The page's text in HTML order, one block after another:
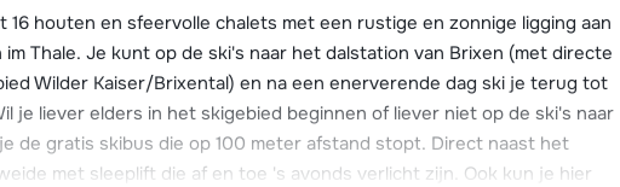
16 houten en sfeervolle chalets met een rustige en zonnige ligging aan
Thale. Je kunt op de ski's naar het dalstation van Brixen (met directe
Wilder Kaiser/Brixental) en na een enerverende dag ski je terug tot
je liever elders in het skigebied beginnen of liever niet op de ski's naar
de gratis skibus die op 100 meter afstand stopt. Direct naast het
met sleeplift die af en toe 's avonds verlicht zijn. Ook kun je hier